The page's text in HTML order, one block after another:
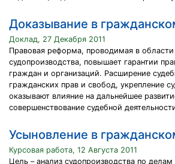
Доказывание в
Доклад, 27 Декабря 2011
Правовая реформа, проводимая в области
судопроизводства, повышает гарантии
граждан и организаций. Расширение
гражданских прав и свобод, укрепление
оказывают влияние на дальнейшее
совершенствование судебной
Усыновление в
Курсовая работа, 12 Августа 2011
Цель – анализ судопроизводства по